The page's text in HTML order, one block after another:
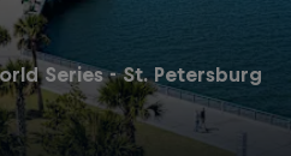
Series - St. Petersburg